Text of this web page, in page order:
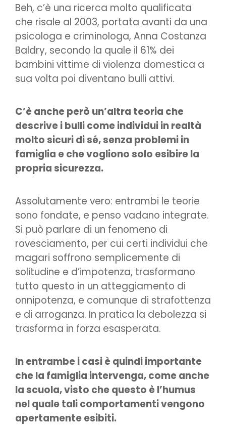
Beh, c’è una ricerca molto qualificata
che risale al 2003, portata avanti da una
psicologa e criminologa, Anna Costanza
Baldry, secondo la quale il 61% dei
bambini vittime di violenza domestica a
sua volta poi diventano bulli attivi.
C’è anche però un’altra teoria che
descrive i bulli come individui in realtà
molto sicuri di sé, senza problemi in
famiglia e che vogliono solo esibire la
propria sicurezza.
Assolutamente vero: entrambi le teorie
sono fondate, e penso vadano integrate.
Si può parlare di un fenomeno di
rovesciamento, per cui certi individui che
magari soffrono semplicemente di
solitudine e d’impotenza, trasformano
tutto questo in un atteggiamento di
onnipotenza, e comunque di strafottenza
e di arroganza. In pratica la debolezza si
trasforma in forza esasperata.
In entrambe i casi è quindi importante
che la famiglia intervenga, come anche
la scuola, visto che questo è l’humus
nel quale tali comportamenti vengono
apertamente esibiti.